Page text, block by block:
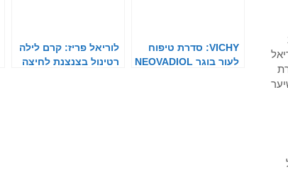
VICHY: סדרת טיפוח
לעור בוגר NEOVADIOL
לוריאל פריז: קרם לילה
רטינול בצנצנת לחיצה